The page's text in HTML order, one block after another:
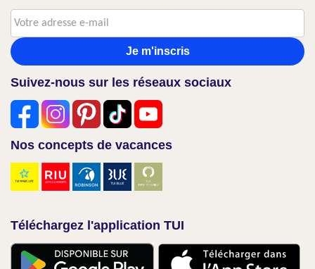
Je m'inscris
Suivez-nous sur les réseaux sociaux
Nos concepts de vacances
Téléchargez l'application TUI